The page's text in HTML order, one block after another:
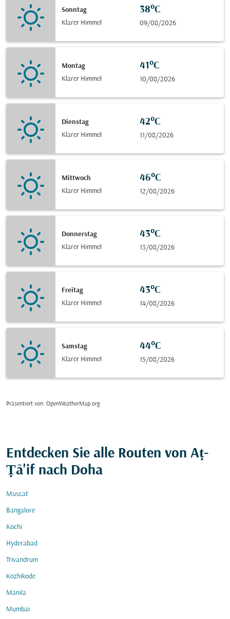
Sonntag
Klarer Himmel
38°C
09/08/2026
Montag
Klarer Himmel
41°C
10/08/2026
Dienstag
Klarer Himmel
42°C
11/08/2026
Mittwoch
Klarer Himmel
46°C
12/08/2026
Donnerstag
Klarer Himmel
43°C
13/08/2026
Freitag
Klarer Himmel
43°C
14/08/2026
Samstag
Klarer Himmel
44°C
15/08/2026
Präsentiert von: OpenWeatherMap.org
Entdecken Sie alle Routen von Aṭ-
Ṭā'if nach Doha
Muscat
Bangalore
Kochi
Hyderabad
Trivandrum
Kozhikode
Manila
Mumbai